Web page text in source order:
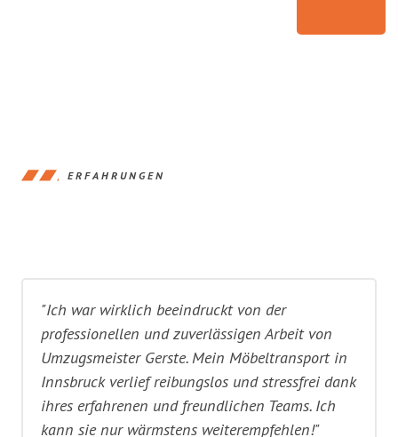
ERFAHRUNGEN
"Ich war wirklich beeindruckt von der
professionellen und zuverlässigen Arbeit von
Umzugsmeister Gerste. Mein Möbeltransport in
Innsbruck verlief reibungslos und stressfrei dank
ihres erfahrenen und freundlichen Teams. Ich
kann sie nur wärmstens weiterempfehlen!"